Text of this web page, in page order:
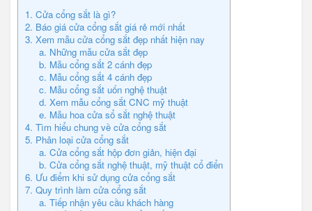
1. Cửa cổng sắt là gì?
2. Báo giá cửa cổng sắt giá rẻ mới nhất
3. Xem mẫu cửa cổng sắt đẹp nhất hiện nay
a. Những mẫu cửa sắt đẹp
b. Mẫu cổng sắt 2 cánh đẹp
c. Mẫu cổng sắt 4 cánh đẹp
c. Mẫu cổng sắt uốn nghệ thuật
d. Xem mẫu cổng sắt CNC mỹ thuật
​e. Mẫu hoa cửa sổ sắt nghệ thuật
4. Tìm hiểu chung về cửa cổng sắt
5. Phân loại cửa cổng sắt
a. Cửa cổng sắt hộp đơn giản, hiện đại
b. Cửa cổng sắt nghệ thuật, mỹ thuật cổ điển
6. Ưu điểm khi sử dụng cửa cổng sắt
7. Quy trình làm cửa cổng sắt
a. Tiếp nhận yêu cầu khách hàng